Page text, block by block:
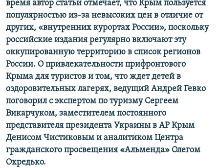
время автор статьи отмечает, что Крым пользуется
популярностью из-за невысоких цен в отличие от
других, «внутренних курортах России», поскольку
российские издания регулярно включают эту
оккупированную территорию в список регионов
России. О привлекательности прифронтового
Крыма для туристов и том, что ждет детей в
оздоровительных лагерях, ведущий Андрей Гевко
поговорил с экспертом по туризму Сергеем
Викарчуком, заместителем постоянного
представителя президента Украины в АР Крым
Денисом Чистиковым и аналитиком Центра
гражданского просвещения «Альменда» Олегом
Охредько.